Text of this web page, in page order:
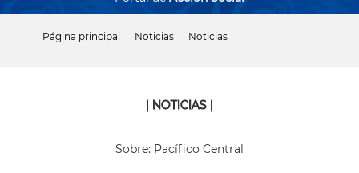
Página principal Noticias Noticias
| NOTICIAS |
Sobre: Pacífico Central